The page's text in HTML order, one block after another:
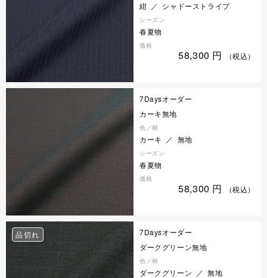
紺 ／ シャドーストライプ
シーズン
春夏物
価格
58,300 円 （税込）
7Daysオーダー
カーキ無地
色／柄
カーキ ／ 無地
シーズン
春夏物
価格
58,300 円 （税込）
品切れ
7Daysオーダー
ダークグリーン無地
色／柄
ダークグリーン ／ 無地